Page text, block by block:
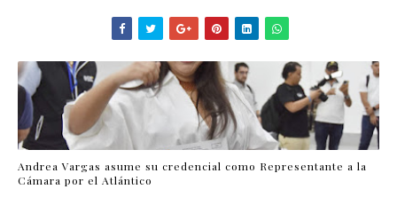
Andrea Vargas asume su credencial como Representante a la
Cámara por el Atlántico